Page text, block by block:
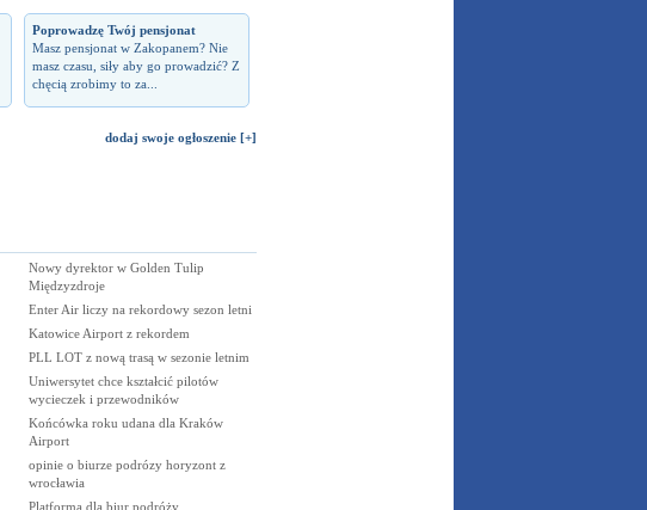
Poprowadzę Twój pensjonat
Masz pensjonat w Zakopanem? Nie
masz czasu, siły aby go prowadzić? Z
chęcią zrobimy to za...
dodaj swoje ogłoszenie [+]
Nowy dyrektor w Golden Tulip
Międzyzdroje
Enter Air liczy na rekordowy sezon letni
Katowice Airport z rekordem
PLL LOT z nową trasą w sezonie letnim
Uniwersytet chce kształcić pilotów
wycieczek i przewodników
Końcówka roku udana dla Kraków
Airport
opinie o biurze podrózy horyzont z
wrocławia
Platforma dla biur podróży